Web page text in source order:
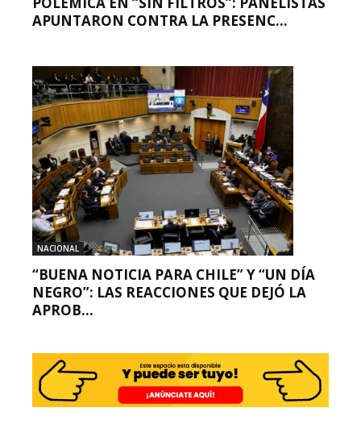
APUNTARON CONTRA LA PRESENC...
NACIONAL
“BUENA NOTICIA PARA CHILE” Y “UN DÍA
NEGRO”: LAS REACCIONES QUE DEJÓ LA
APROB...